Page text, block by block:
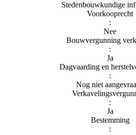
Stedenbouwkundige
Voorkooprecht
:
Nee
Bouwvergunning
:
Ja
Dagvaarding en
:
Nog niet
:
Ja
Bestemming
: